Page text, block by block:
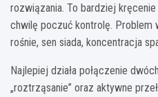
rozwiązania. To bardziej
chwilę poczuć kontrolę.
rośnie, sen siada, koncentracja
Najlepiej działa połączenie
„roztrząsanie” oraz aktywne